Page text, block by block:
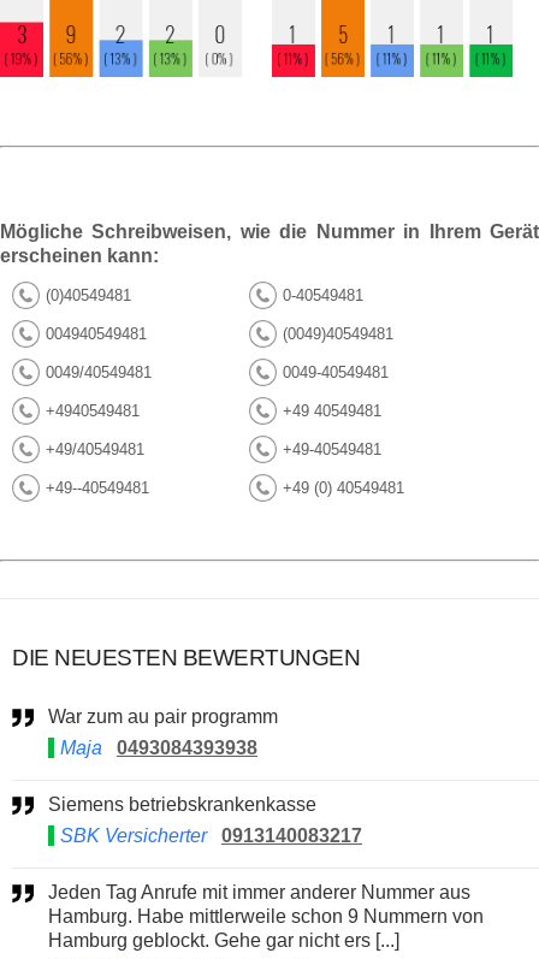
Mögliche Schreibweisen, wie die Nummer in Ihrem Gerät
erscheinen kann:
(0)40549481 0-40549481
004940549481 (0049)40549481
0049/40549481 0049-40549481
+4940549481 +49 40549481
+49/40549481 +49-40549481
+49--40549481 +49 (0) 40549481
DIE NEUESTEN BEWERTUNGEN
War zum au pair programm
Maja
0493084393938
Siemens betriebskrankenkasse
SBK Versicherter
0913140083217
Jeden Tag Anrufe mit immer anderer Nummer aus
Hamburg. Habe mittlerweile schon 9 Nummern von
Hamburg geblockt. Gehe gar nicht ers [...]